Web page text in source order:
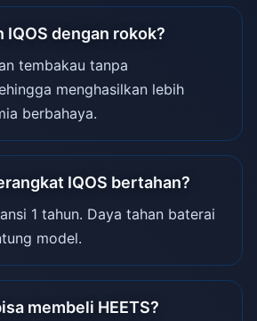
IQOS dengan rokok?
tembakau tanpa
menghasilkan lebih
berbahaya.
IQOS bertahan?
1 tahun. Daya tahan baterai
model.
membeli HEETS?